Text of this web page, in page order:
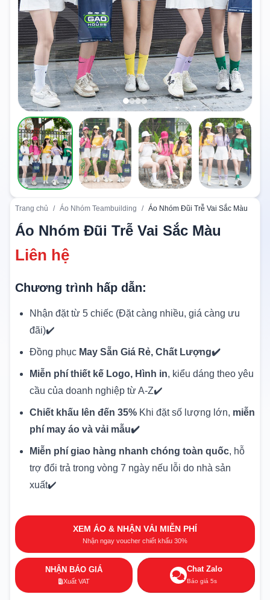
Trang chủ / Áo Nhóm Teambuilding / Áo Nhóm Đũi Trễ Vai Sắc Màu
Áo Nhóm Đũi Trễ Vai Sắc Màu
Liên hệ
Chương trình hấp dẫn:
Nhận đặt từ 5 chiếc (Đặt càng nhiều, giá càng ưu
đãi)✔️
Đồng phục May Sẵn Giá Rẻ, Chất Lượng✔️
Miễn phí thiết kế Logo, Hình in, kiểu dáng theo yêu
cầu của doanh nghiệp từ A-Z✔️
Chiết khấu lên đến 35% Khi đặt số lượng lớn, miễn
phí may áo và vải mẫu✔️
Miễn phí giao hàng nhanh chóng toàn quốc, hỗ
trợ đổi trả trong vòng 7 ngày nếu lỗi do nhà sản
xuất✔️
XEM ÁO & NHẬN VẢI MIỄN PHÍ
Nhận ngay voucher chiết khấu 30%
NHẬN BÁO GIÁ
Xuất VAT
Chat Zalo
Báo giá 5s